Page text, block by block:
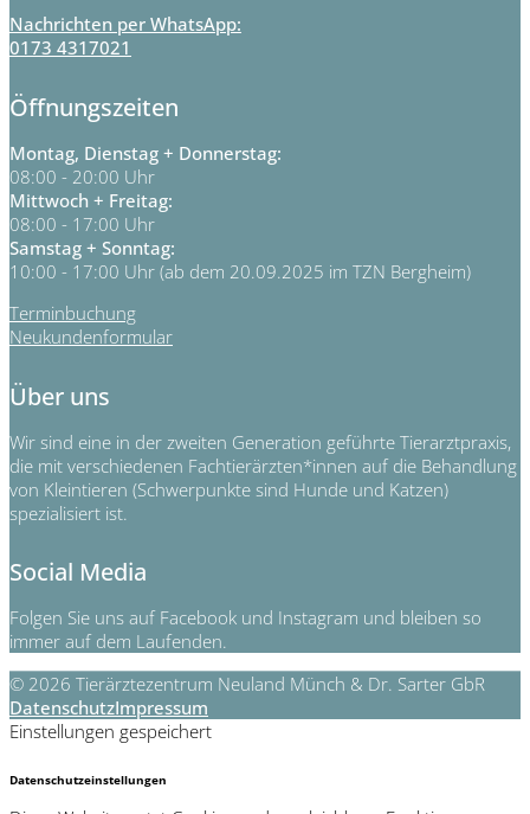
Nachrichten per WhatsApp:
0173 4317021
Öffnungszeiten
Montag, Dienstag + Donnerstag:
08:00 - 20:00 Uhr
Mittwoch + Freitag:
08:00 - 17:00 Uhr
Samstag + Sonntag:
10:00 - 17:00 Uhr (ab dem 20.09.2025 im TZN Bergheim)
Terminbuchung
Neukundenformular
Über uns
Wir sind eine in der zweiten Generation geführte Tierarztpraxis,
die mit verschiedenen Fachtierärzten*innen auf die Behandlung
von Kleintieren (Schwerpunkte sind Hunde und Katzen)
spezialisiert ist.
Social Media
Folgen Sie uns auf Facebook und Instagram und bleiben so
immer auf dem Laufenden.
© 2026 Tierärztezentrum Neuland Münch & Dr. Sarter GbR
DatenschutzImpressum
Einstellungen gespeichert
Datenschutzeinstellungen